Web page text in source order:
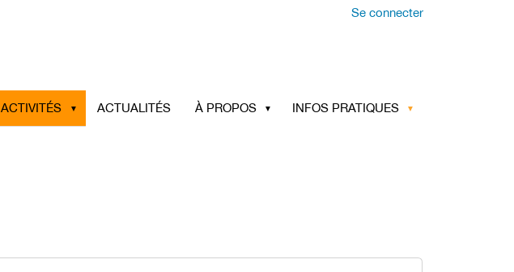
Se connecter
ACTIVITÉS ACTUALITÉS À PROPOS INFOS PRATIQUES